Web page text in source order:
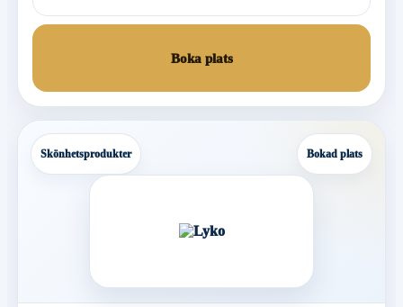
Boka plats
Skönhetsprodukter Bokad plats